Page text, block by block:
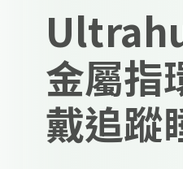
金屬指
戴追蹤